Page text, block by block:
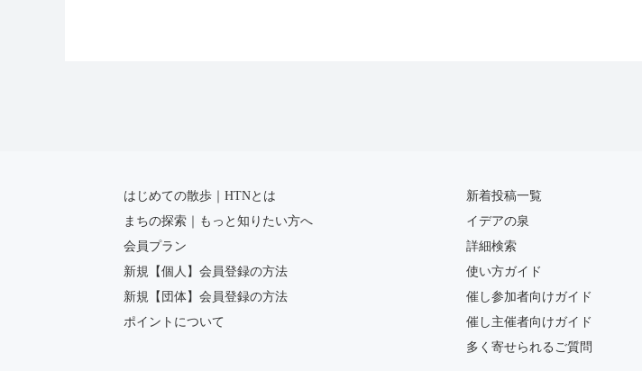
はじめての散歩｜HTNとは
まちの探索｜もっと知りたい方へ
会員プラン
新規【個人】会員登録の方法
新規【団体】会員登録の方法
ポイントについて
新着投稿一覧
イデアの泉
詳細検索
使い方ガイド
催し参加者向けガイド
催し主催者向けガイド
多く寄せられるご質問